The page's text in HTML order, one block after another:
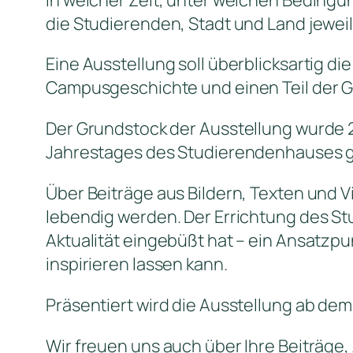
die Studierenden, Stadt und Land
Eine Ausstellung soll überblicksartig
Campusgeschichte und einen Teil der
Der Grundstock der Ausstellung
Jahrestages des Studierendenhauses
Über Beiträge aus Bildern, Texten
lebendig werden. Der Errichtung des
Aktualität eingebüßt hat – ein
inspirieren lassen kann.
Präsentiert wird die Ausstellung ab
Wir freuen uns auch über Ihre